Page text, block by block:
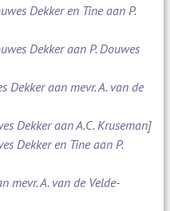
Dekker en Tine aan P.
Dekker aan P. Douwes
Dekker aan mevr. A. van de
Dekker aan A.C. Kruseman]
Dekker en Tine aan P.
mevr. A. van de Velde-